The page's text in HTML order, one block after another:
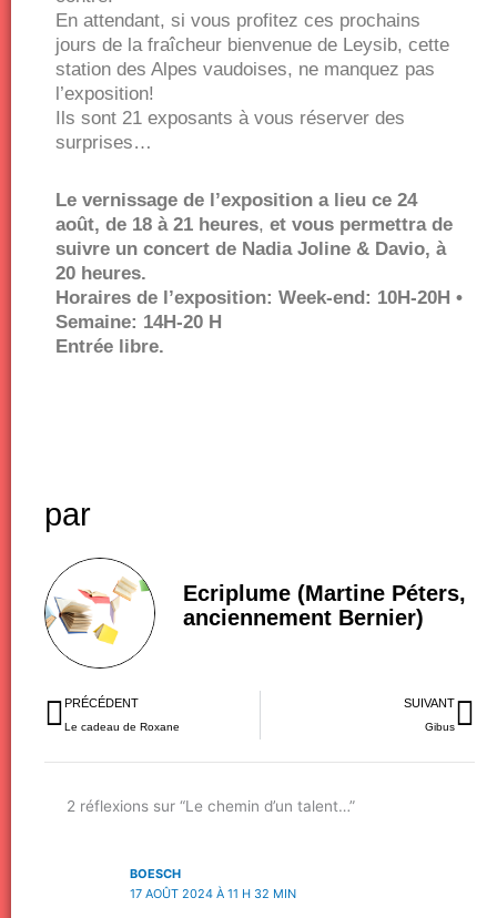
En attendant, si vous profitez ces prochains
jours de la fraîcheur bienvenue de Leysib, cette
station des Alpes vaudoises, ne manquez pas
l’exposition!
Ils sont 21 exposants à vous réserver des
surprises…
Le vernissage de l’exposition a lieu ce 24
août, de 18 à 21 heures, et vous permettra de
suivre un concert de Nadia Joline & Davio, à
20 heures.
Horaires de l’exposition: Week-end: 10H-20H •
Semaine: 14H-20 H
Entrée libre.
par
Ecriplume (Martine Péters,
anciennement Bernier)
Précédent
PRÉCÉDENT
Le cadeau de Roxane
SUIVANT
Gibus
2 réflexions sur “Le chemin d’un talent…”
BOESCH
17 AOÛT 2024 À 11 H 32 MIN